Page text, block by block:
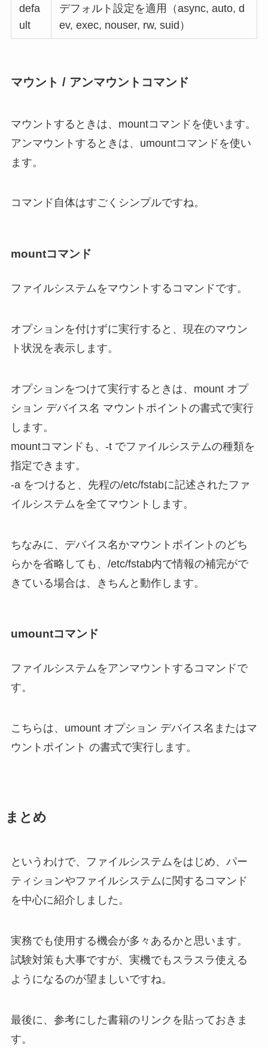
defa
ult
デフォルト設定を適用（async, auto, d
ev, exec, nouser, rw, suid）
マウント / アンマウントコマンド
マウントするときは、mountコマンドを使います。
アンマウントするときは、umountコマンドを使い
ます。
コマンド自体はすごくシンプルですね。
mountコマンド
ファイルシステムをマウントするコマンドです。
オプションを付けずに実行すると、現在のマウン
ト状況を表示します。
オプションをつけて実行するときは、mount オプ
ション デバイス名 マウントポイントの書式で実行
します。
mountコマンドも、-t でファイルシステムの種類を
指定できます。
-a をつけると、先程の/etc/fstabに記述されたファ
イルシステムを全てマウントします。
ちなみに、デバイス名かマウントポイントのどち
らかを省略しても、/etc/fstab内で情報の補完がで
きている場合は、きちんと動作します。
umountコマンド
ファイルシステムをアンマウントするコマンドで
す。
こちらは、umount オプション デバイス名またはマ
ウントポイント の書式で実行します。
まとめ
というわけで、ファイルシステムをはじめ、パー
ティションやファイルシステムに関するコマンド
を中心に紹介しました。
実務でも使用する機会が多々あるかと思います。
試験対策も大事ですが、実機でもスラスラ使える
ようになるのが望ましいですね。
最後に、参考にした書籍のリンクを貼っておきま
す。